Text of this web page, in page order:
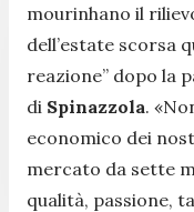
mourinhano il
dell’estate scorsa
reazione” dopo la
di Spinazzola.
economico dei
mercato da sette
qualità, passione,